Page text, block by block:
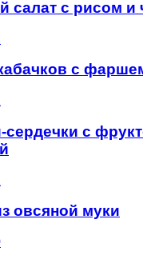
салат с рисом и
с
сердечки с
овсяной муки